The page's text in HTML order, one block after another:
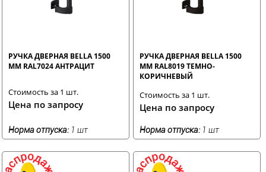
РУЧКА ДВЕРНАЯ BELLA 1500
ММ RAL7024 АНТРАЦИТ
Стоимость за 1 шт.
Цена по запросу
Норма отпуска: 1 шт
РУЧКА ДВЕРНАЯ BELLA 1500
ММ RAL8019 ТЕМНО-
КОРИЧНЕВЫЙ
Стоимость за 1 шт.
Цена по запросу
Норма отпуска: 1 шт